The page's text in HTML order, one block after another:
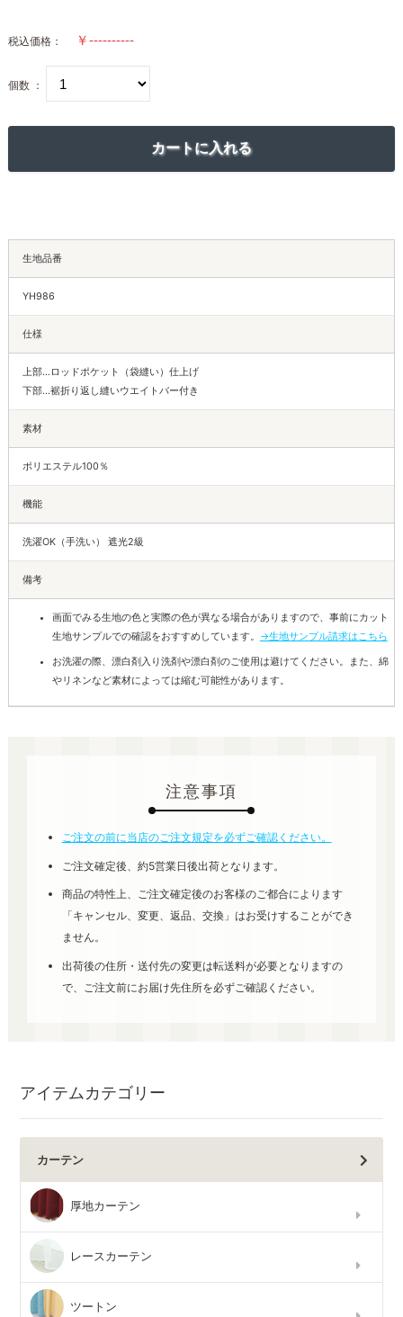
税込価格：
個数 ：
生地品番
YH986
仕様
上部…ロッドポケット（袋縫い）仕上げ
下部…裾折り返し縫いウエイトバー付き
素材
ポリエステル100％
機能
洗濯OK（手洗い） 遮光2級
備考
画面でみる生地の色と実際の色が異なる場合がありますので、事前にカット
生地サンプルでの確認をおすすめしています。 →生地サンプル請求はこちら
お洗濯の際、漂白剤入り洗剤や漂白剤のご使用は避けてください。また、綿
やリネンなど素材によっては縮む可能性があります。
注意事項
ご注文の前に当店のご注文規定を必ずご確認ください。
ご注文確定後、約5営業日後出荷となります。
商品の特性上、ご注文確定後のお客様のご都合によります
「キャンセル、変更、返品、交換」はお受けすることができ
ません。
出荷後の住所・送付先の変更は転送料が必要となりますの
で、ご注文前にお届け先住所を必ずご確認ください。
アイテムカテゴリー
カーテン
厚地カーテン
レースカーテン
ツートン